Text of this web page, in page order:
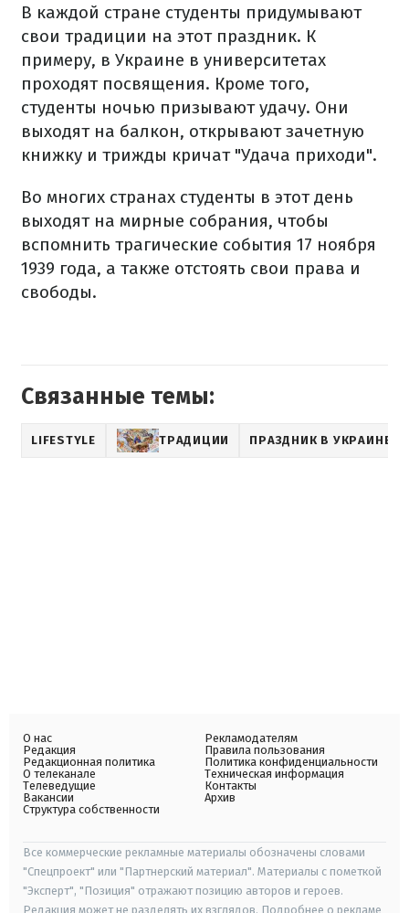
В каждой стране студенты придумывают
свои традиции на этот праздник. К
примеру, в Украине в университетах
проходят посвящения. Кроме того,
студенты ночью призывают удачу. Они
выходят на балкон, открывают зачетную
книжку и трижды кричат "Удача приходи".
Во многих странах студенты в этот день
выходят на мирные собрания, чтобы
вспомнить трагические события 17 ноября
1939 года, а также отстоять свои права и
свободы.
Связанные темы:
LIFESTYLE ТРАДИЦИИ ПРАЗДНИК В УКРАИНЕ
О нас
Редакция
Редакционная политика
О телеканале
Телеведущие
Вакансии
Структура собственности
Рекламодателям
Правила пользования
Политика конфиденциальности
Техническая информация
Контакты
Архив
Все коммерческие рекламные материалы обозначены словами
"Спецпроект" или "Партнерский материал". Материалы с пометкой
"Эксперт", "Позиция" отражают позицию авторов и героев.
Редакция может не разделять их взглядов. Подробнее о рекламе